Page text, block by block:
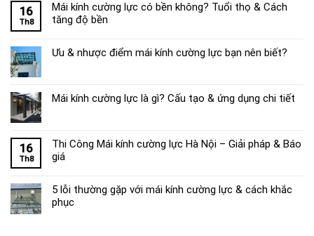
16
Th8
Mái kính cường lực có bền không? Tuổi thọ & Cách
tăng độ bền
Ưu & nhược điểm mái kính cường lực bạn nên biết?
Mái kính cường lực là gì? Cấu tạo & ứng dụng chi tiết
16
Th8
Thi Công Mái kính cường lực Hà Nội – Giải pháp & Báo
giá
5 lỗi thường gặp với mái kính cường lực & cách khắc
phục